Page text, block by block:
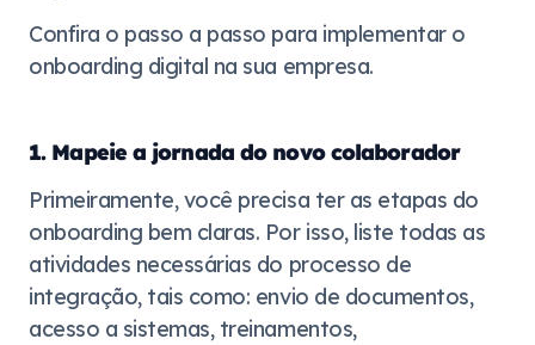
Confira o passo a passo para implementar o
onboarding digital na sua empresa.
1. Mapeie a jornada do novo colaborador
Primeiramente, você precisa ter as etapas do
onboarding bem claras. Por isso, liste todas as
atividades necessárias do processo de
integração, tais como: envio de documentos,
acesso a sistemas, treinamentos,